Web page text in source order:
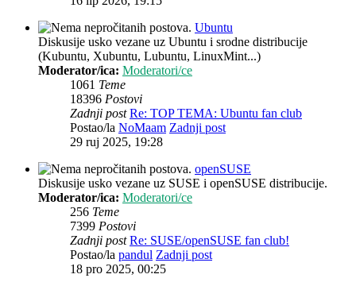
Ubuntu
Diskusije usko vezane uz Ubuntu i srodne distribucije
(Kubuntu, Xubuntu, Lubuntu, LinuxMint...)
Moderator/ica: Moderatori/ce
1061 Teme
18396 Postovi
Zadnji post Re: TOP TEMA: Ubuntu fan club
Postao/la NoMaam Zadnji post
29 ruj 2025, 19:28
openSUSE
Diskusije usko vezane uz SUSE i openSUSE distribucije.
Moderator/ica: Moderatori/ce
256 Teme
7399 Postovi
Zadnji post Re: SUSE/openSUSE fan club!
Postao/la pandul Zadnji post
18 pro 2025, 00:25